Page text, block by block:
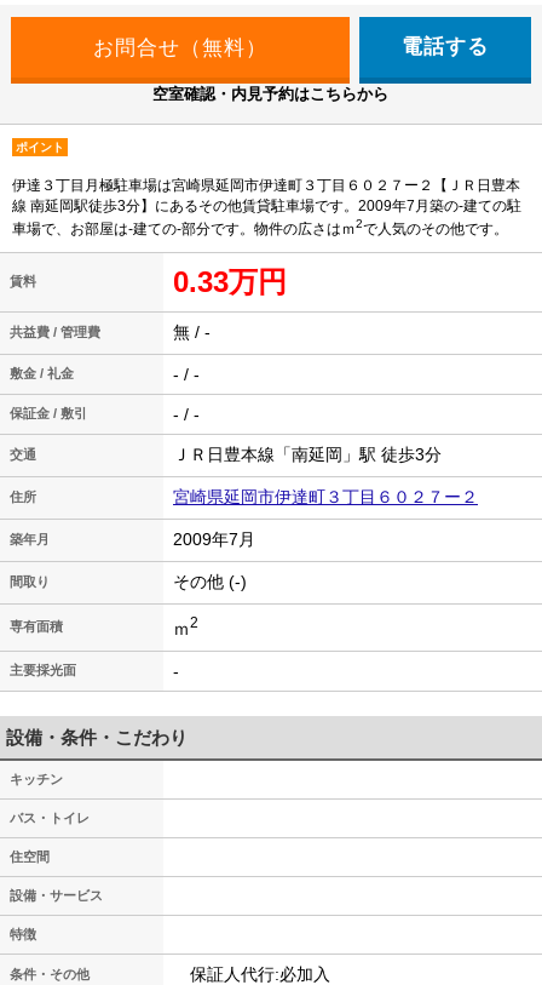
電話する
空室確認・内見予約はこちらから
ポイント
伊達３丁目月極駐車場は宮崎県延岡市伊達町３丁目６０２７ー２【ＪＲ日豊本
線 南延岡駅徒歩3分】にあるその他賃貸駐車場です。2009年7月築の-建ての駐
車場で、お部屋は-建ての-部分です。物件の広さはｍ2で人気のその他です。
賃料 0.33万円
共益費 / 管理費 無 / -
敷金 / 礼金 - / -
保証金 / 敷引 - / -
交通 ＪＲ日豊本線「南延岡」駅 徒歩3分
住所 宮崎県延岡市伊達町３丁目６０２７ー２
築年月 2009年7月
間取り その他 (-)
専有面積 ｍ2
主要採光面 -
設備・条件・こだわり
キッチン
バス・トイレ
住空間
設備・サービス
特徴
条件・その他 保証人代行:必加入